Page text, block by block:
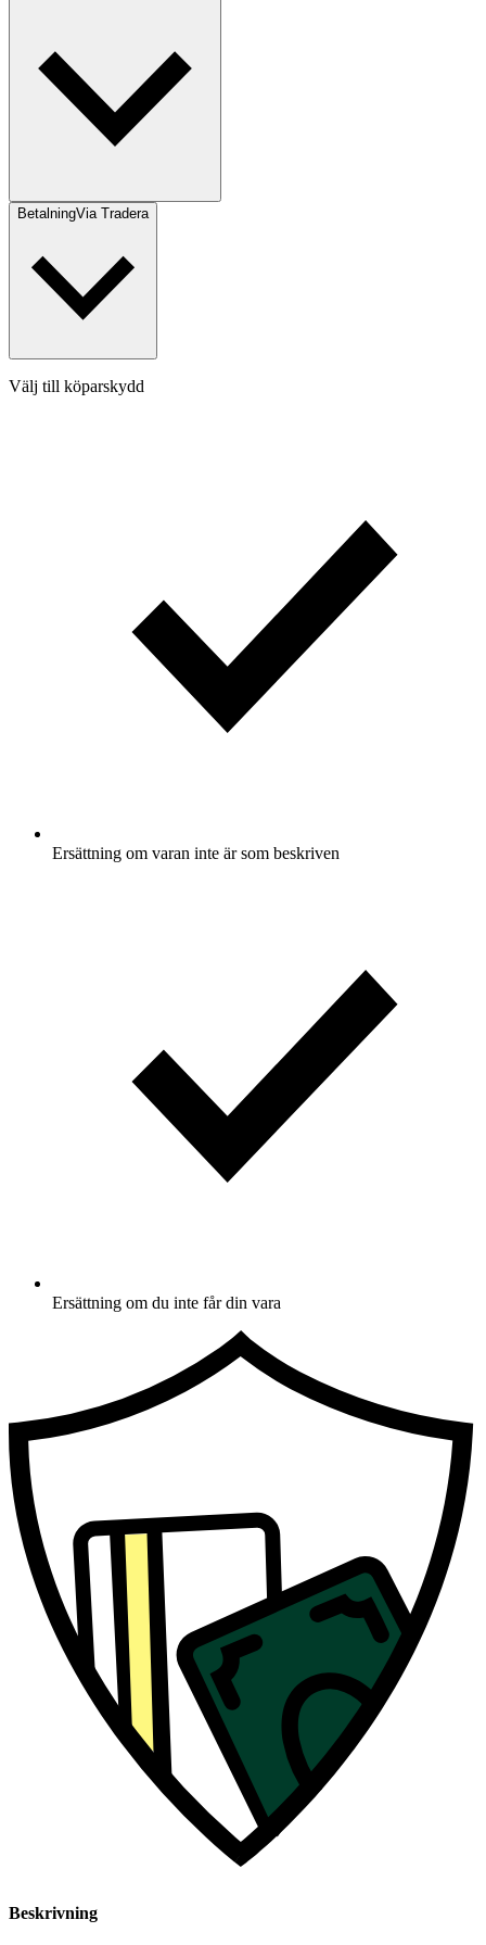
BetalningVia Tradera
Välj till köparskydd
Ersättning om varan inte är som beskriven
Ersättning om du inte får din vara
Beskrivning